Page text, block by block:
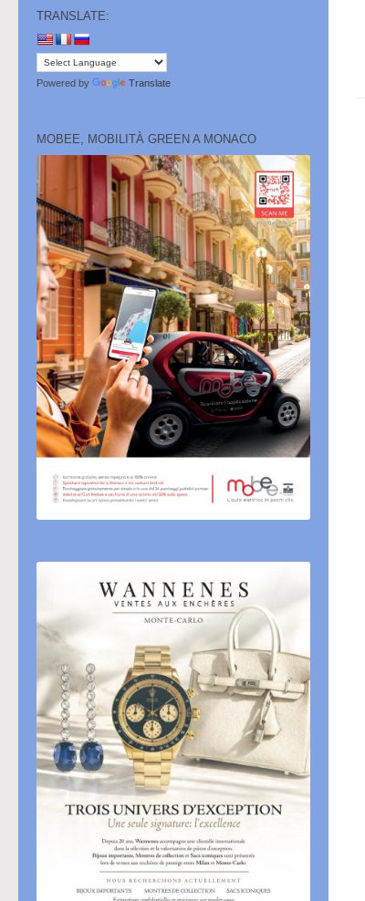
TRANSLATE:
Powered by Translate
MOBEE, MOBILITÀ GREEN A MONACO